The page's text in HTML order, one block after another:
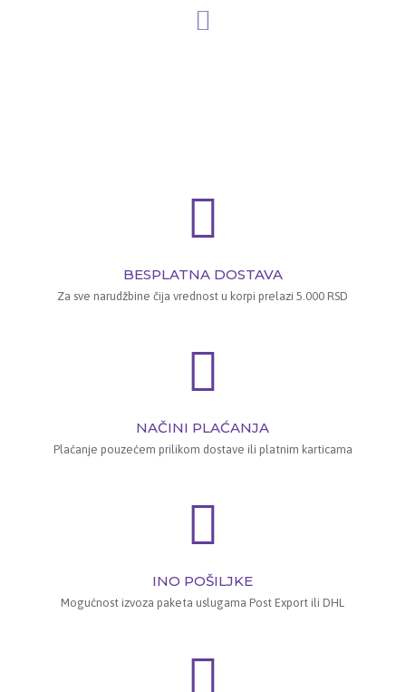
BESPLATNA DOSTAVA
Za sve narudžbine čija vrednost u korpi prelazi 5.000 RSD
NAČINI PLAĆANJA
Plaćanje pouzećem prilikom dostave ili platnim karticama
INO POŠILJKE
Mogućnost izvoza paketa uslugama Post Export ili DHL